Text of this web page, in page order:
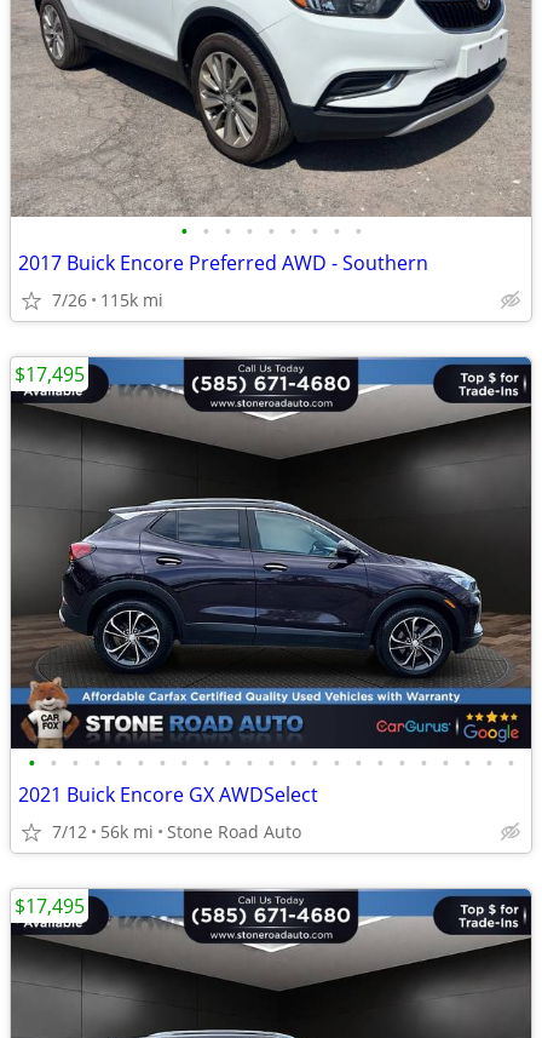
• • • • • • • • •
2017 Buick Encore Preferred AWD - Southern
7/26 115k mi
• • • • • • • • • • • • • • • • • • • • • • •
2021 Buick Encore GX AWDSelect
7/12 56k mi Stone Road Auto
$17,495
$17,495